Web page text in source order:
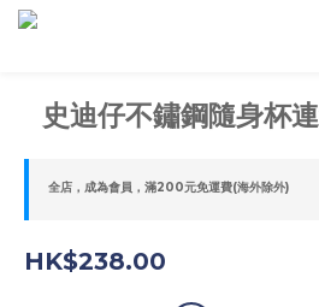
史迪仔不鏽鋼隨身杯
全店，成為會員，滿200元免運費(海外除外)
HK$238.00